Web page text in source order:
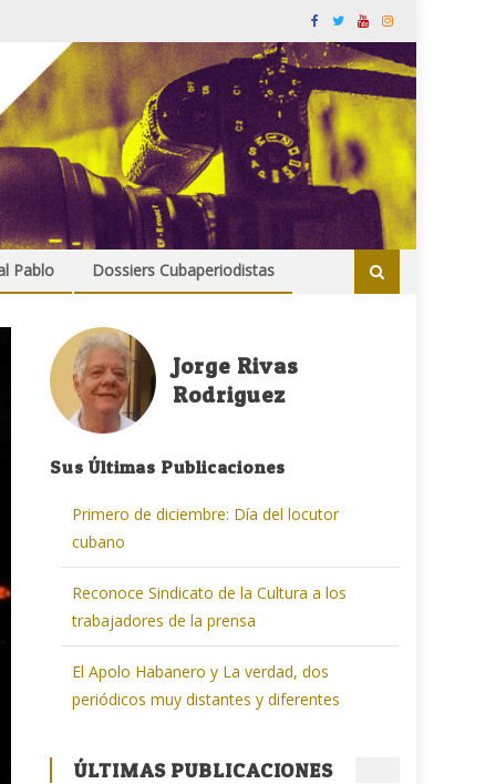
Pablo Dossiers Cubaperiodistas
Jorge Rivas
Rodriguez
Sus Últimas Publicaciones
Primero de diciembre: Día del locutor
cubano
Reconoce Sindicato de la Cultura a los
trabajadores de la prensa
El Apolo Habanero y La verdad, dos
periódicos muy distantes y diferentes
ÚLTIMAS PUBLICACIONES